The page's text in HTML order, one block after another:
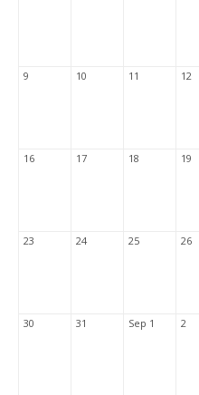
9 10 11 12
16 17 18 19
23 24 25 26
30 31 Sep 1 2